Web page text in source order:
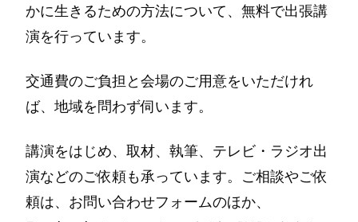
かに生きるための方法について、無料で出張講
演を行っています。
交通費のご負担と会場のご用意をいただけれ
ば、地域を問わず伺います。
講演をはじめ、取材、執筆、テレビ・ラジオ出
演などのご依頼も承っています。ご相談やご依
頼は、お問い合わせフォームのほか、